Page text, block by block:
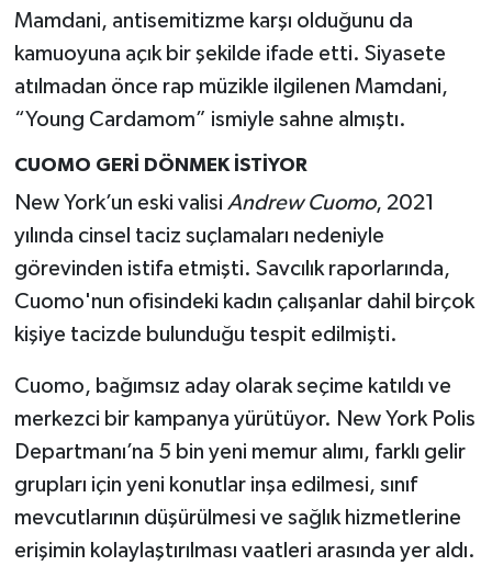
Mamdani, antisemitizme karşı olduğunu da
kamuoyuna açık bir şekilde ifade etti. Siyasete
atılmadan önce rap müzikle ilgilenen Mamdani,
“Young Cardamom” ismiyle sahne almıştı.
CUOMO GERİ DÖNMEK İSTİYOR
New York’un eski valisi Andrew Cuomo, 2021
yılında cinsel taciz suçlamaları nedeniyle
görevinden istifa etmişti. Savcılık raporlarında,
Cuomo'nun ofisindeki kadın çalışanlar dahil birçok
kişiye tacizde bulunduğu tespit edilmişti.
Cuomo, bağımsız aday olarak seçime katıldı ve
merkezci bir kampanya yürütüyor. New York Polis
Departmanı’na 5 bin yeni memur alımı, farklı gelir
grupları için yeni konutlar inşa edilmesi, sınıf
mevcutlarının düşürülmesi ve sağlık hizmetlerine
erişimin kolaylaştırılması vaatleri arasında yer aldı.